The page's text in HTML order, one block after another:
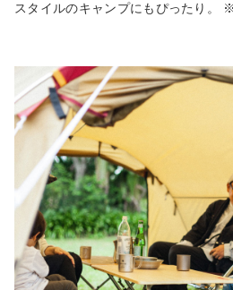
スタイルのキャンプにもぴったり。